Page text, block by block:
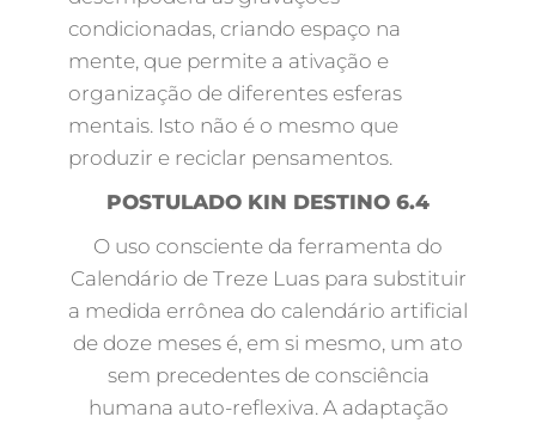
condicionadas, criando espaço na
mente, que permite a ativação e
organização de diferentes esferas
mentais. Isto não é o mesmo que
produzir e reciclar pensamentos.
POSTULADO KIN DESTINO 6.4
O uso consciente da ferramenta do
Calendário de Treze Luas para substituir
a medida errônea do calendário artificial
de doze meses é, em si mesmo, um ato
sem precedentes de consciência
humana auto-reflexiva. A adaptação